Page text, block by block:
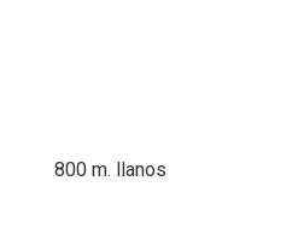
800 m. llanos